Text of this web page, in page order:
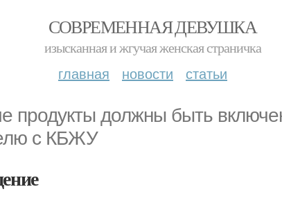
СОВРЕМЕННАЯ ДЕВУШКА
изысканная и жгучая женская страничка
главная новости статьи
продукты должны быть
с КБЖУ